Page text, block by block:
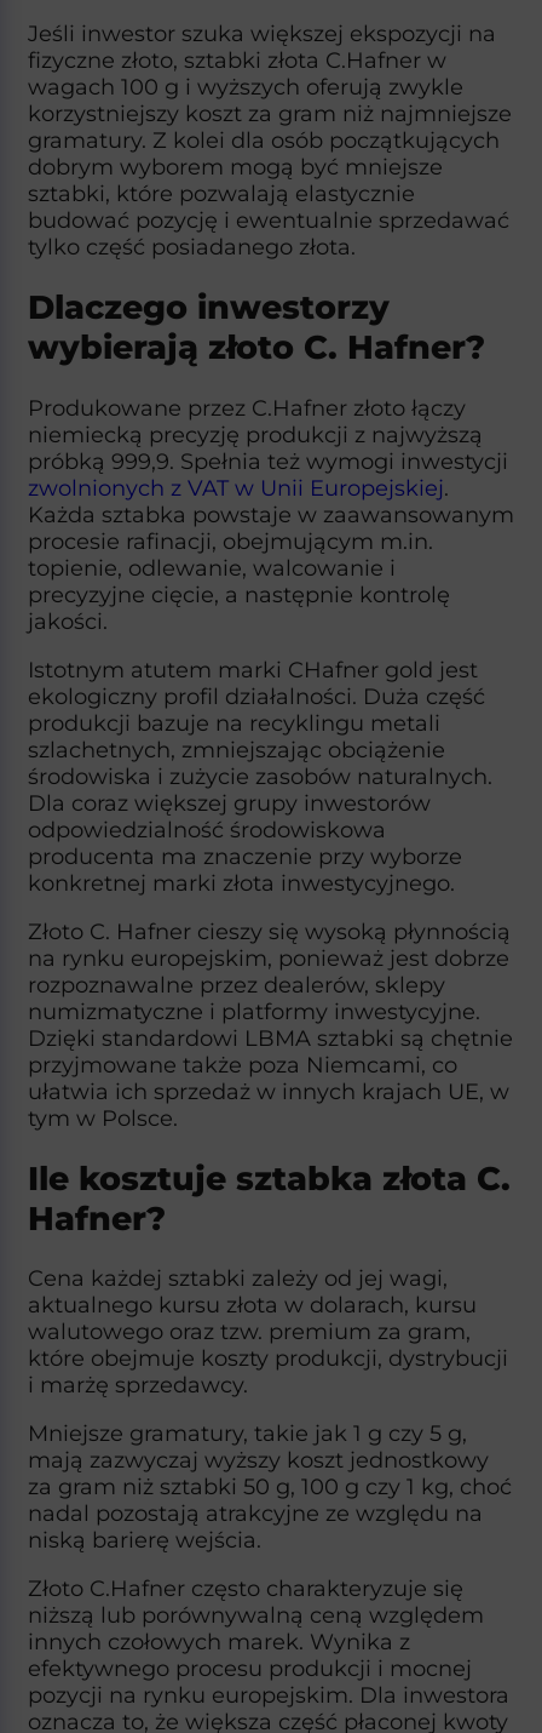
Jeśli inwestor szuka większej ekspozycji na
fizyczne złoto, sztabki złota C.Hafner w
wagach 100 g i wyższych oferują zwykle
korzystniejszy koszt za gram niż najmniejsze
gramatury. Z kolei dla osób początkujących
dobrym wyborem mogą być mniejsze
sztabki, które pozwalają elastycznie
budować pozycję i ewentualnie sprzedawać
tylko część posiadanego złota.
Dlaczego inwestorzy
wybierają złoto C. Hafner?
Produkowane przez C.Hafner złoto łączy
niemiecką precyzję produkcji z najwyższą
próbką 999,9. Spełnia też wymogi inwestycji
zwolnionych z VAT w Unii Europejskiej.
Każda sztabka powstaje w zaawansowanym
procesie rafinacji, obejmującym m.in.
topienie, odlewanie, walcowanie i
precyzyjne cięcie, a następnie kontrolę
jakości.​
Istotnym atutem marki CHafner gold jest
ekologiczny profil działalności. Duża część
produkcji bazuje na recyklingu metali
szlachetnych, zmniejszając obciążenie
środowiska i zużycie zasobów naturalnych.
Dla coraz większej grupy inwestorów
odpowiedzialność środowiskowa
producenta ma znaczenie przy wyborze
konkretnej marki złota inwestycyjnego.​
Złoto C. Hafner cieszy się wysoką płynnością
na rynku europejskim, ponieważ jest dobrze
rozpoznawalne przez dealerów, sklepy
numizmatyczne i platformy inwestycyjne.
Dzięki standardowi LBMA sztabki są chętnie
przyjmowane także poza Niemcami, co
ułatwia ich sprzedaż w innych krajach UE, w
tym w Polsce.​
Ile kosztuje sztabka złota C.
Hafner?
Cena każdej sztabki zależy od jej wagi,
aktualnego kursu złota w dolarach, kursu
walutowego oraz tzw. premium za gram,
które obejmuje koszty produkcji, dystrybucji
i marżę sprzedawcy.
Mniejsze gramatury, takie jak 1 g czy 5 g,
mają zazwyczaj wyższy koszt jednostkowy
za gram niż sztabki 50 g, 100 g czy 1 kg, choć
nadal pozostają atrakcyjne ze względu na
niską barierę wejścia.​
Złoto C.Hafner często charakteryzuje się
niższą lub porównywalną ceną względem
innych czołowych marek. Wynika z
efektywnego procesu produkcji i mocnej
pozycji na rynku europejskim. Dla inwestora
oznacza to, że większa część płaconej kwoty